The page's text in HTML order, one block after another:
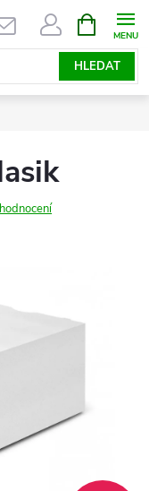
HLEDAT
NÁKUPNÍ
KOŠÍK